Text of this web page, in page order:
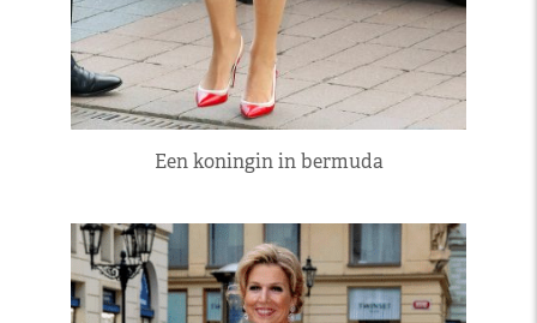
Een koningin in bermuda